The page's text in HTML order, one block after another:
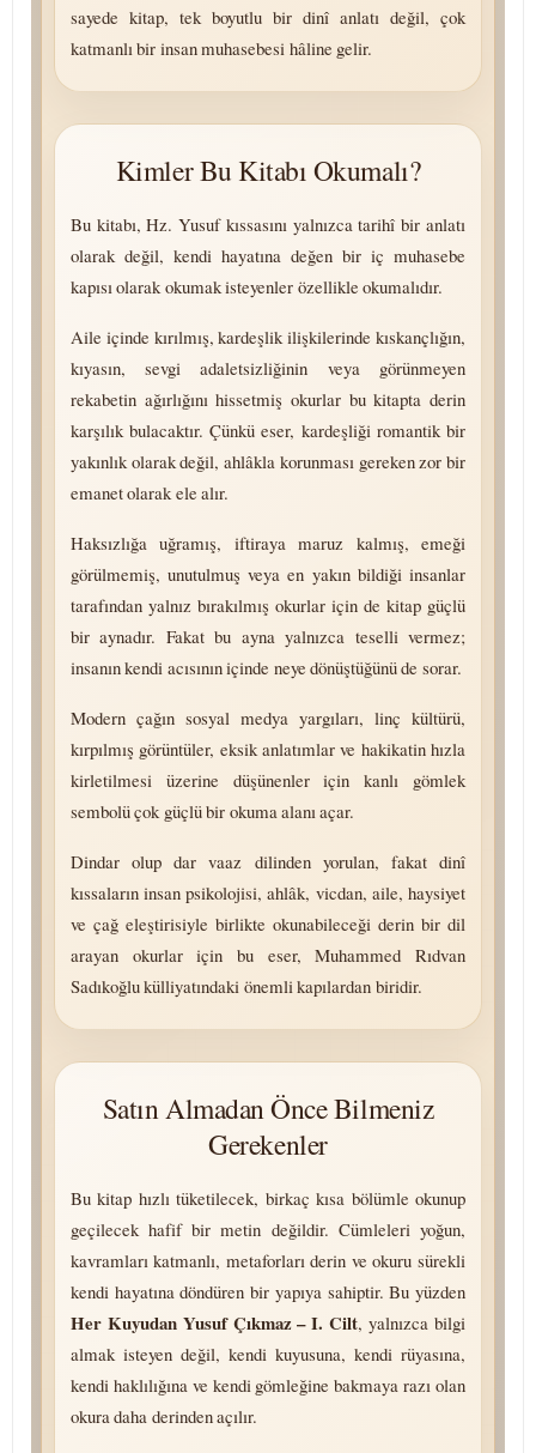
sayede kitap, tek boyutlu bir dinî anlatı değil, çok
katmanlı bir insan muhasebesi hâline gelir.
Kimler Bu Kitabı Okumalı?
Bu kitabı, Hz. Yusuf kıssasını yalnızca tarihî bir anlatı
olarak değil, kendi hayatına değen bir iç muhasebe
kapısı olarak okumak isteyenler özellikle okumalıdır.
Aile içinde kırılmış, kardeşlik ilişkilerinde kıskançlığın,
kıyasın, sevgi adaletsizliğinin veya görünmeyen
rekabetin ağırlığını hissetmiş okurlar bu kitapta derin
karşılık bulacaktır. Çünkü eser, kardeşliği romantik bir
yakınlık olarak değil, ahlâkla korunması gereken zor bir
emanet olarak ele alır.
Haksızlığa uğramış, iftiraya maruz kalmış, emeği
görülmemiş, unutulmuş veya en yakın bildiği insanlar
tarafından yalnız bırakılmış okurlar için de kitap güçlü
bir aynadır. Fakat bu ayna yalnızca teselli vermez;
insanın kendi acısının içinde neye dönüştüğünü de sorar.
Modern çağın sosyal medya yargıları, linç kültürü,
kırpılmış görüntüler, eksik anlatımlar ve hakikatin hızla
kirletilmesi üzerine düşünenler için kanlı gömlek
sembolü çok güçlü bir okuma alanı açar.
Dindar olup dar vaaz dilinden yorulan, fakat dinî
kıssaların insan psikolojisi, ahlâk, vicdan, aile, haysiyet
ve çağ eleştirisiyle birlikte okunabileceği derin bir dil
arayan okurlar için bu eser, Muhammed Rıdvan
Sadıkoğlu külliyatındaki önemli kapılardan biridir.
Satın Almadan Önce Bilmeniz
Gerekenler
Bu kitap hızlı tüketilecek, birkaç kısa bölümle okunup
geçilecek hafif bir metin değildir. Cümleleri yoğun,
kavramları katmanlı, metaforları derin ve okuru sürekli
kendi hayatına döndüren bir yapıya sahiptir. Bu yüzden
Her Kuyudan Yusuf Çıkmaz – I. Cilt, yalnızca bilgi
almak isteyen değil, kendi kuyusuna, kendi rüyasına,
kendi haklılığına ve kendi gömleğine bakmaya razı olan
okura daha derinden açılır.